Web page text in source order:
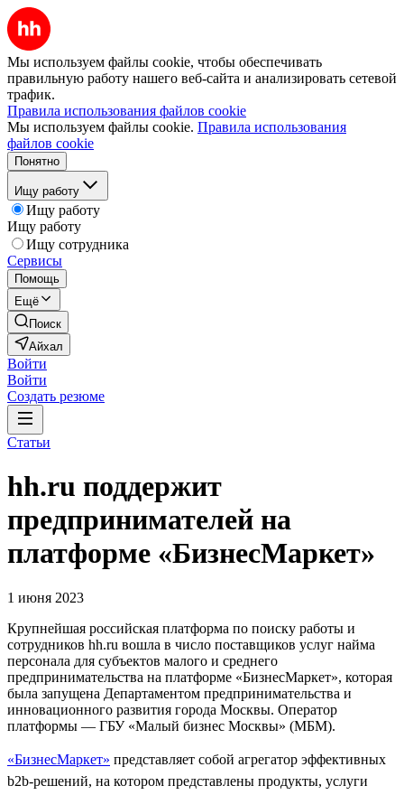
Мы используем файлы cookie, чтобы обеспечивать
правильную работу нашего веб-сайта и анализировать сетевой
трафик.
Правила использования файлов cookie
Мы используем файлы cookie. Правила использования
файлов cookie
Понятно
Ищу работу
Ищу работу
Ищу работу
Ищу сотрудника
Сервисы
Помощь
Ещё
Поиск
Айхал
Войти
Войти
Создать резюме
Статьи
hh.ru поддержит
предпринимателей на
платформе «БизнесМаркет»
1 июня 2023
Крупнейшая российская платформа по поиску работы и
сотрудников hh.ru вошла в число поставщиков услуг найма
персонала для субъектов малого и среднего
предпринимательства на платформе «БизнесМаркет», которая
была запущена Департаментом предпринимательства и
инновационного развития города Москвы. Оператор
платформы — ГБУ «Малый бизнес Москвы» (МБМ).
«БизнесМаркет» представляет собой агрегатор эффективных
b2b-решений, на котором представлены продукты, услуги